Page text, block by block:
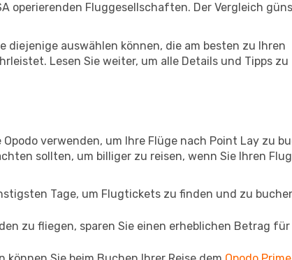
operierenden Fluggesellschaften. Der Vergleich
diejenige auswählen können, die am besten zu Ihren
Lesen Sie weiter, um alle Details und Tipps zu
verwenden, um Ihre Flüge nach Point Lay zu
sollten, um billiger zu reisen, wenn Sie Ihren
Tage, um Flugtickets zu finden und zu
zu fliegen, sparen Sie einen erheblichen Betrag